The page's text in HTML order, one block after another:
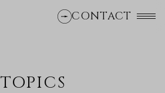
CONTACT
TOPICS